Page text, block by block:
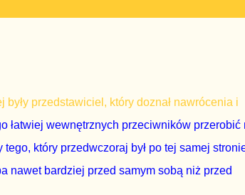
przedstawiciel, który doznał nawrócenia i
łatwiej wewnętrznych przeciwników przerobić
który przedwczoraj był po tej samej
nawet bardziej przed samym sobą niż przed